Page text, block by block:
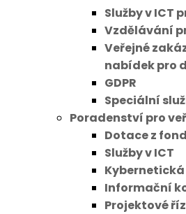
Služby v ICT
Vzdělávání
Veřejné
nabídek pro
GDPR
Speciální
Poradenství pro
Dotace z
Služby v ICT
Informační
Projektové